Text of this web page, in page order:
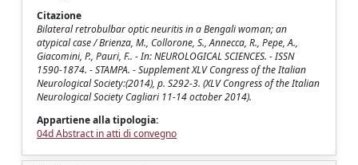
Citazione
Bilateral retrobulbar optic neuritis in a Bengali woman; an
atypical case / Brienza, M., Collorone, S., Annecca, R., Pepe, A.,
Giacomini, P., Pauri, F.. - In: NEUROLOGICAL SCIENCES. - ISSN
1590-1874. - STAMPA. - Supplement XLV Congress of the Italian
Neurological Society:(2014), p. S292-3. (XLV Congress of the Italian
Neurological Society Cagliari 11-14 october 2014).
Appartiene alla tipologia:
04d Abstract in atti di convegno